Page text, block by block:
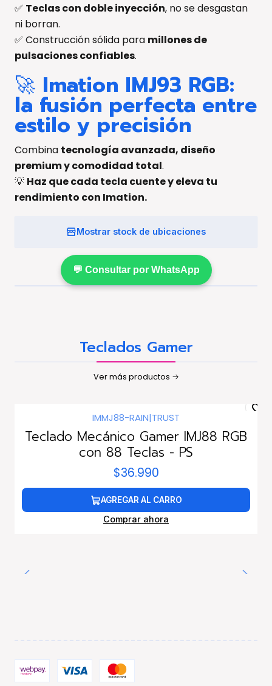
✅ Teclas con doble inyección, no se desgastan
ni borran.
✅ Construcción sólida para millones de
pulsaciones confiables.
🚀 Imation IMJ93 RGB:
la fusión perfecta entre
estilo y precisión
Combina tecnología avanzada, diseño
premium y comodidad total.
💡 Haz que cada tecla cuente y eleva tu
rendimiento con Imation.
Mostrar stock de ubicaciones
💬 Consultar por WhatsApp
Teclados Gamer
Ver más productos
IMMJ88-RAIN|TRUST
Teclado Mecánico Gamer IMJ88 RGB
con 88 Teclas - PS
$36.990
AGREGAR AL CARRO
Comprar ahora